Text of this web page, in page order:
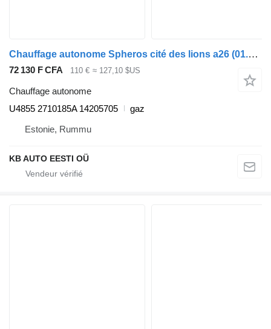
Chauffage autonome Spheros cité des lions a26 (01.98-12.13) U4855 pour MAN Lion's bus (1991-)
72 130 F CFA 110 € ≈ 127,10 $US
Chauffage autonome
U4855 2710185A 14205705
gaz
Estonie, Rummu
KB AUTO EESTI OÜ